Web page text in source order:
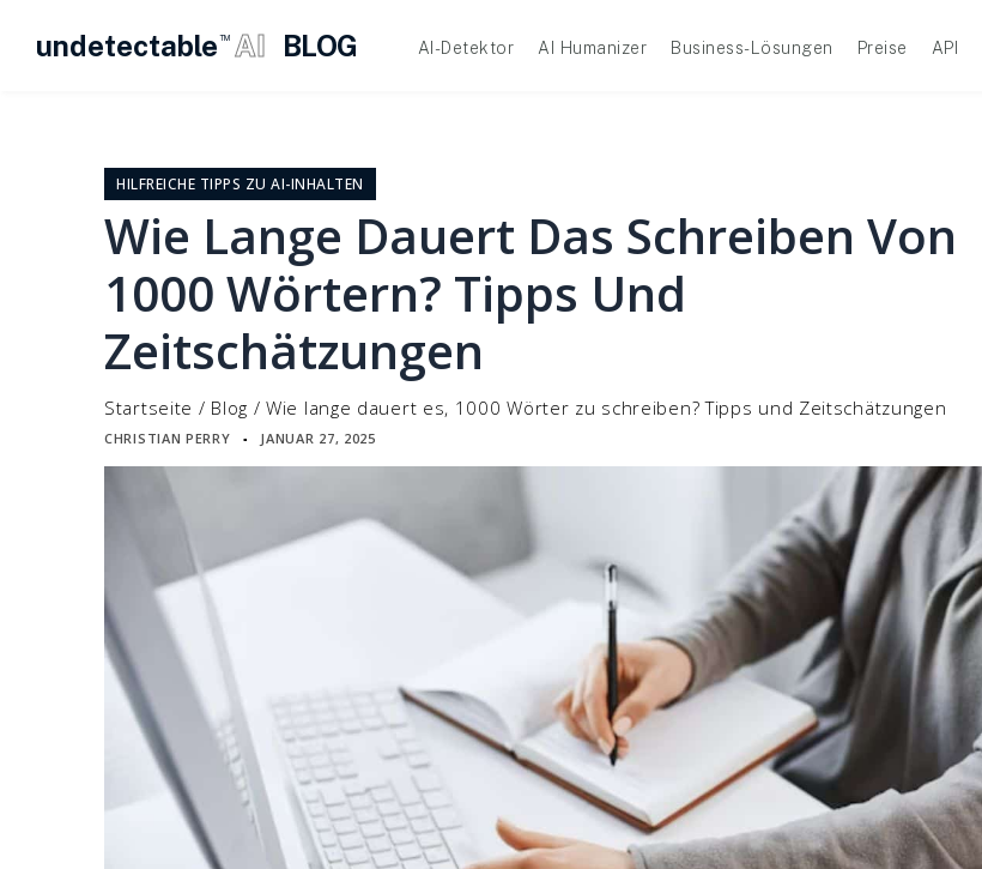
undetectable TM AI BLOG AI-Detektor AI Humanizer Business-Lösungen Preise API
HILFREICHE TIPPS ZU AI-INHALTEN
Wie Lange Dauert Das Schreiben Von
1000 Wörtern? Tipps Und
Zeitschätzungen
Startseite / Blog /Wie lange dauert es, 1000 Wörter zu schreiben? Tipps und Zeitschätzungen
CHRISTIAN PERRY ▪ JANUAR 27, 2025